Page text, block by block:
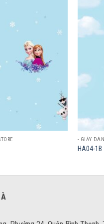
wishlist
- GIẤY
HA04-1B